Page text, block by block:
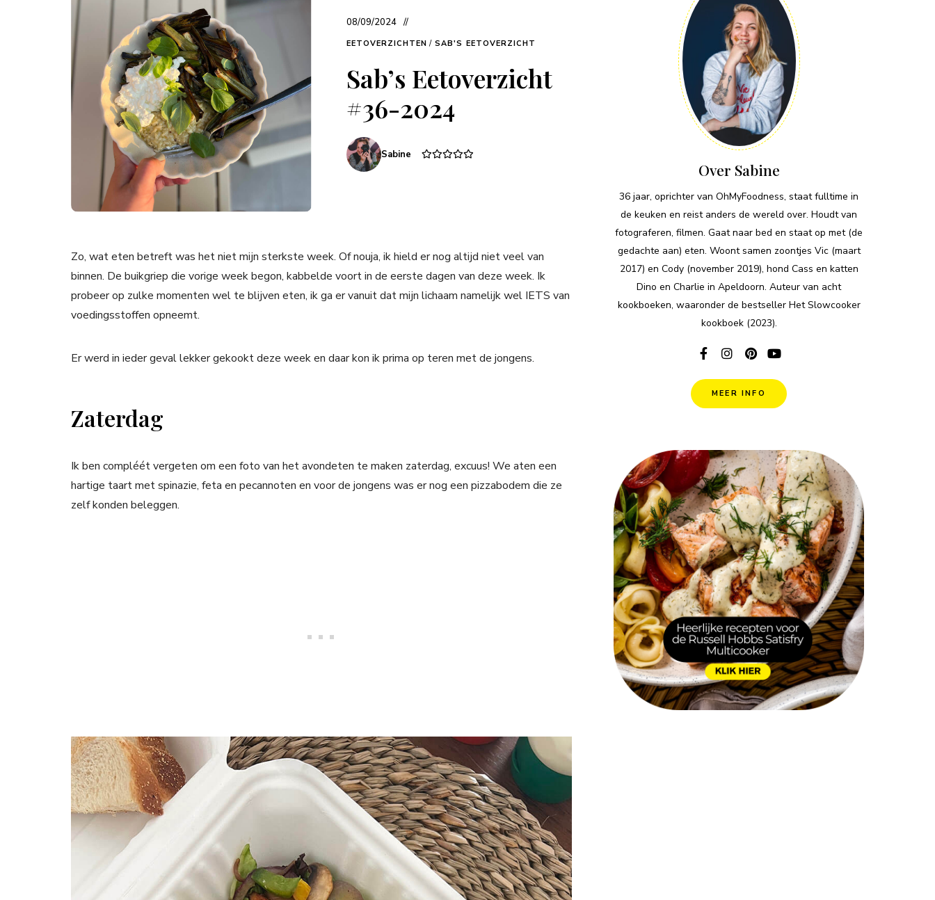
08/09/2024
EETOVERZICHTEN / SAB'S EETOVERZICHT
Sab’s Eetoverzicht
#36-2024
Sabine
Zo, wat eten betreft was het niet mijn sterkste week. Of nouja, ik hield er nog altijd niet veel van
binnen. De buikgriep die vorige week begon, kabbelde voort in de eerste dagen van deze week. Ik
probeer op zulke momenten wel te blijven eten, ik ga er vanuit dat mijn lichaam namelijk wel IETS van
voedingsstoffen opneemt.
Er werd in ieder geval lekker gekookt deze week en daar kon ik prima op teren met de jongens.
Zaterdag
Ik ben compléét vergeten om een foto van het avondeten te maken zaterdag, excuus! We aten een
hartige taart met spinazie, feta en pecannoten en voor de jongens was er nog een pizzabodem die ze
zelf konden beleggen.
Over Sabine
36 jaar, oprichter van OhMyFoodness, staat fulltime in
de keuken en reist anders de wereld over. Houdt van
fotograferen, filmen. Gaat naar bed en staat op met (de
gedachte aan) eten. Woont samen zoontjes Vic (maart
2017) en Cody (november 2019), hond Cass en katten
Dino en Charlie in Apeldoorn. Auteur van acht
kookboeken, waaronder de bestseller Het Slowcooker
kookboek (2023).
MEER INFO